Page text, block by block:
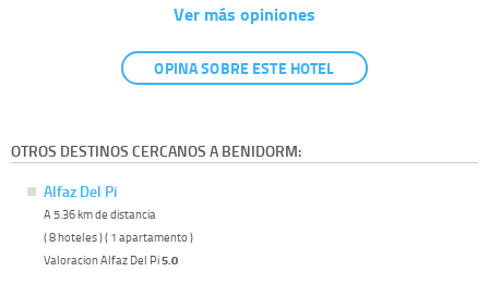
Ver más opiniones
OPINA SOBRE ESTE HOTEL
OTROS DESTINOS CERCANOS A BENIDORM:
Alfaz Del Pi
A 5.36 km de distancia
( 8 hoteles ) ( 1 apartamento )
Valoracion Alfaz Del Pi5.0